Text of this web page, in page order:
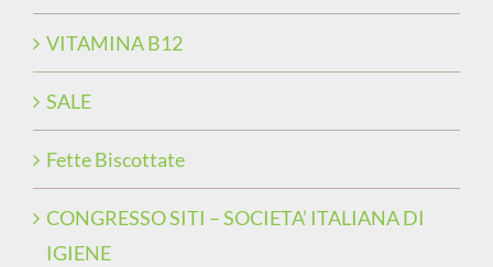
VITAMINA B12
SALE
Fette Biscottate
CONGRESSO SITI – SOCIETA’ ITALIANA DI
IGIENE